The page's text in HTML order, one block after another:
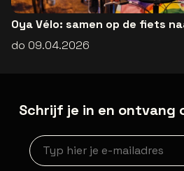
Oya Vélo: samen op de fiets
do 09.04.2026
Schrijf je in en ontvang
Nieuwsbrief aanmelding